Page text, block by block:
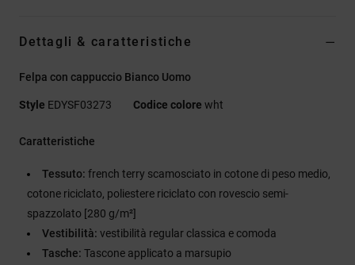
Dettagli & caratteristiche
Felpa con cappuccio Bianco Uomo
Style EDYSF03273 Codice colore wht
Caratteristiche
Tessuto: french terry scamosciato in cotone di peso medio,
cotone riciclato, poliestere riciclato con rovescio semi-
spazzolato [280 g/m²]
Vestibilità: vestibilità regular classica e comoda
Tasche: Tascone applicato a marsupio